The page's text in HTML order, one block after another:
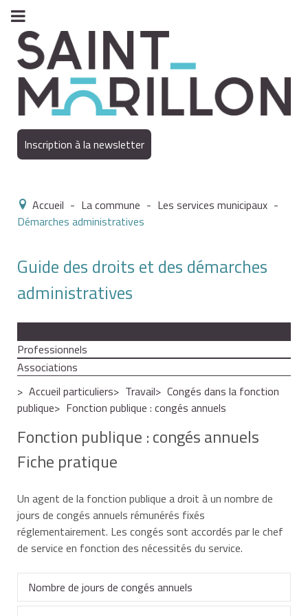
Inscription à la newsletter
Accueil - La commune - Les services municipaux -
Démarches administratives
Guide des droits et des démarches
administratives
Professionnels
Associations
Accueil particuliers
Travail
Congés dans la fonction
publique
Fonction publique : congés annuels
Fonction publique : congés annuels
Fiche pratique
Un agent de la fonction publique a droit à un nombre de
jours de congés annuels rémunérés fixés
réglementairement. Les congés sont accordés par le chef
de service en fonction des nécessités du service.
Nombre de jours de congés annuels